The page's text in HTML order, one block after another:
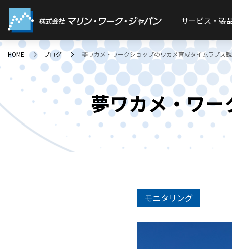
サービス・製
HOME ブログ 夢ワカメ・ワークショップのワカメ育成タイムラプス
夢ワカメ・ワ
モニタリング